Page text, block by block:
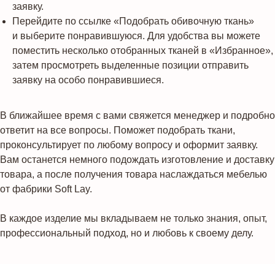
заявку.
Перейдите по ссылке «Подобрать обивочную ткань»
и выберите понравившуюся. Для удобства вы можете
поместить несколько отобранных тканей в «Избранное»,
затем просмотреть выделенные позиции отправить
заявку на особо понравившиеся.
В ближайшее время с вами свяжется менеджер и подробно
ответит на все вопросы. Поможет подобрать ткани,
проконсультирует по любому вопросу и оформит заявку.
Вам останется немного подождать изготовление и доставку
товара, а после получения товара наслаждаться мебелью
от фабрики Soft Lay.
В каждое изделие мы вкладываем не только знания, опыт,
профессиональный подход, но и любовь к своему делу.